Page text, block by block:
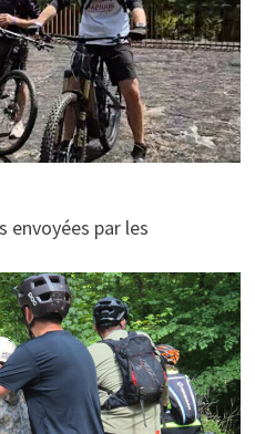
envoyées par les